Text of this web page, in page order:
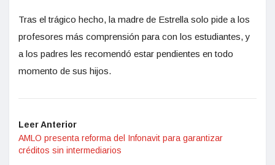
Tras el trágico hecho, la madre de Estrella solo pide a los
profesores más comprensión para con los estudiantes, y
a los padres les recomendó estar pendientes en todo
momento de sus hijos.
Leer Anterior
AMLO presenta reforma del Infonavit para garantizar
créditos sin intermediarios